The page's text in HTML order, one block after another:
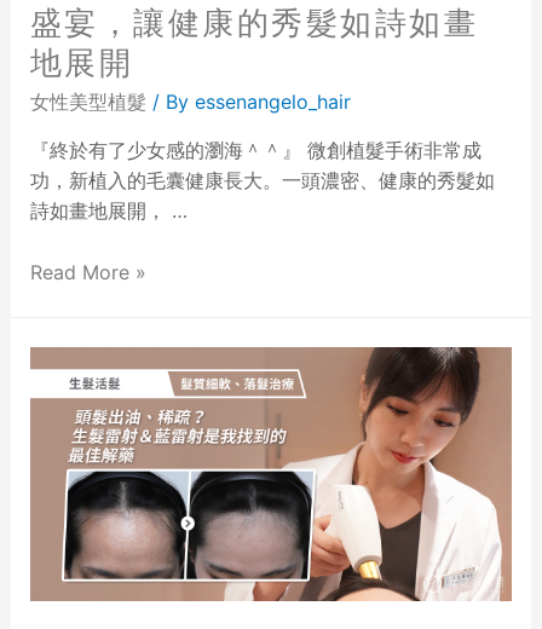
盛宴，讓健康的秀髮如詩如畫
地展開
女性美型植髮 / By essenangelo_hair
『終於有了少女感的瀏海＾＾』 微創植髮手術非常成
功，新植入的毛囊健康長大。一頭濃密、健康的秀髮如
詩如畫地展開， …
Read More »